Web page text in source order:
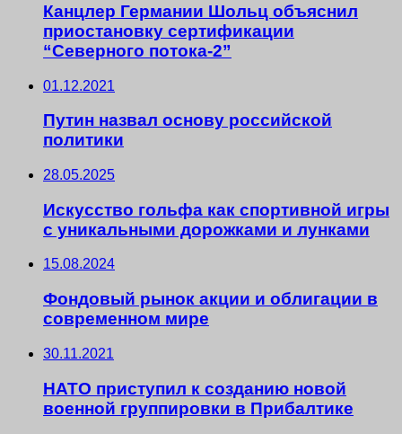
Канцлер Германии Шольц объяснил
приостановку сертификации
“Северного потока-2”
01.12.2021
Путин назвал основу российской
политики
28.05.2025
Искусство гольфа как спортивной игры
с уникальными дорожками и лунками
15.08.2024
Фондовый рынок акции и облигации в
современном мире
30.11.2021
НАТО приступил к созданию новой
военной группировки в Прибалтике